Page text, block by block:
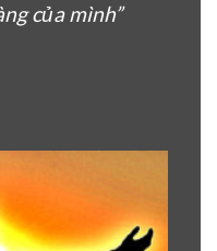
của mình”